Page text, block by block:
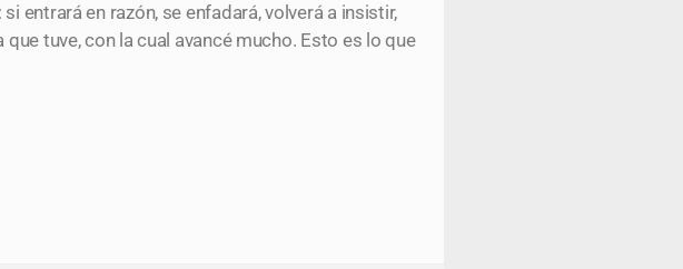
entrará en razón, se enfadará, volverá a insistir,
tuve, con la cual avancé mucho. Esto es lo que